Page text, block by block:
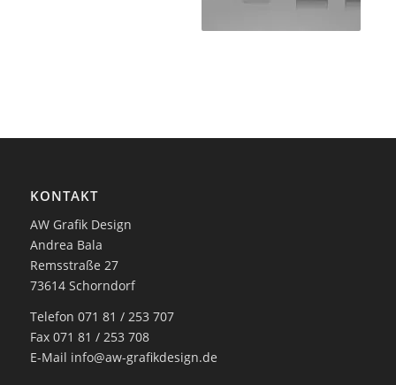
KONTAKT
AW Grafik Design
Andrea Bala
Remsstraße 27
73614 Schorndorf
Telefon 071 81 / 253 707
Fax 071 81 / 253 708
E-Mail info@aw-grafikdesign.de